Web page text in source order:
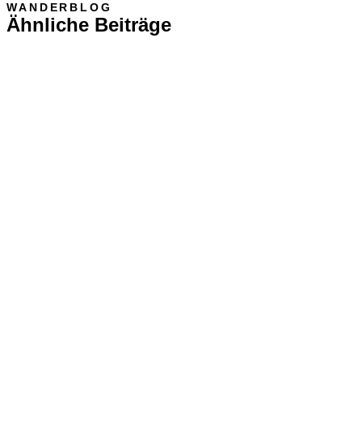
WANDERBLOG
Ähnliche Beiträge